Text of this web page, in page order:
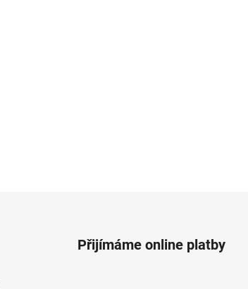
Přijímáme online platby